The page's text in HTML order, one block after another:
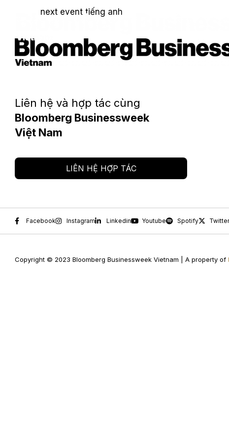
next event tiếng anh
Liên hệ và hợp tác cùng
Bloomberg Businessweek
Việt Nam
LIÊN HỆ HỢP TÁC
Facebook Instagram Linkedin Youtube Spotify Twitter
Copyright © 2023 Bloomberg Businessweek Vietnam | A property of